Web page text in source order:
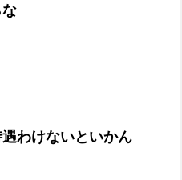
わけないといかん